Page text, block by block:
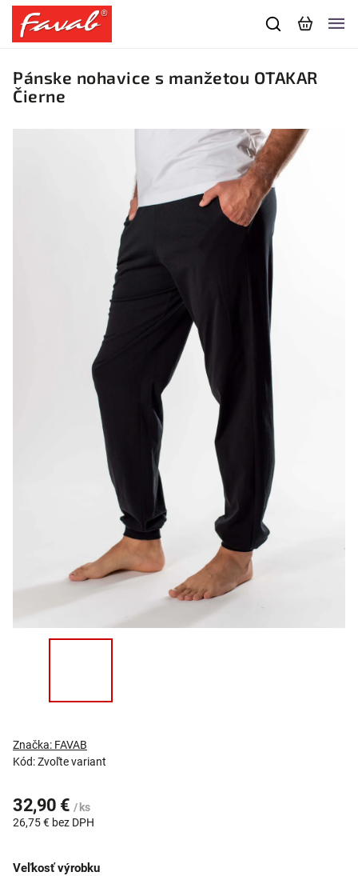
Pánske nohavice s manžetou OTAKAR
Čierne
Kód:Zvoľte variant
Značka: FAVAB
32,90 € / ks
26,75 € bez DPH
Veľkosť výrobku